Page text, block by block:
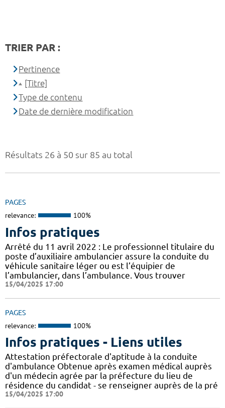
Résultats 26 à 50 sur 85 au total
PAGES
relevance: 100%
Infos pratiques
Arrêté du 11 avril 2022 : Le professionnel titulaire du
poste d’auxiliaire ambulancier assure la conduite du
véhicule sanitaire léger ou est l’équipier de
l’ambulancier, dans l’ambulance. Vous trouver
15/04/2025 17:00
PAGES
relevance: 100%
Infos pratiques - Liens utiles
Attestation préfectorale d'aptitude à la conduite
d'ambulance Obtenue après examen médical auprès
d'un médecin agrée par la préfecture du lieu de
résidence du candidat - se renseigner auprès de la pré
15/04/2025 17:00
TRIER PAR :
Pertinence
[Titre]
Type de contenu
Date de dernière modification